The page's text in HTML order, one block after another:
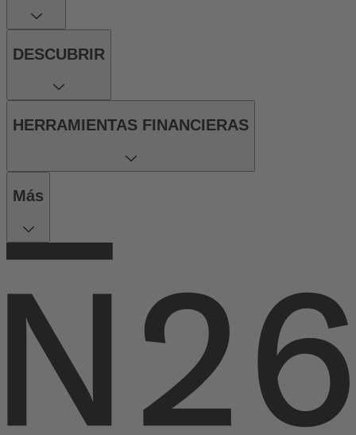
DESCUBRIR
HERRAMIENTAS FINANCIERAS
Más